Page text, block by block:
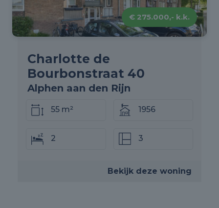
€ 275.000,- k.k.
Charlotte de
Bourbonstraat 40
Alphen aan den Rijn
55 m² 1956
2 3
Bekijk deze woning